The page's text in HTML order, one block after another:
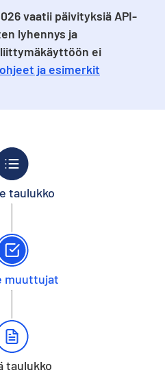
vaatii päivityksiä API-
lyhennys ja
ei
ohjeet ja esimerkit
taulukko
muuttujat
taulukko